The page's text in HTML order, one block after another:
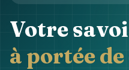
Votre
à portée